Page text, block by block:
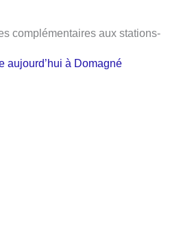
complémentaires aux stations-
aujourd’hui à Domagné